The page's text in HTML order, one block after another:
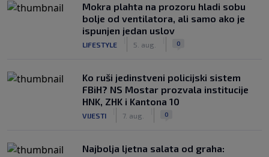
Mokra plahta na prozoru hladi sobu
bolje od ventilatora, ali samo ako je
ispunjen jedan uslov
LIFESTYLE 5. aug. 0
Ko ruši jedinstveni policijski sistem
FBiH? NS Mostar prozvala institucije
HNK, ZHK i Kantona 10
VIJESTI 7. aug. 0
Najbolja ljetna salata od graha: